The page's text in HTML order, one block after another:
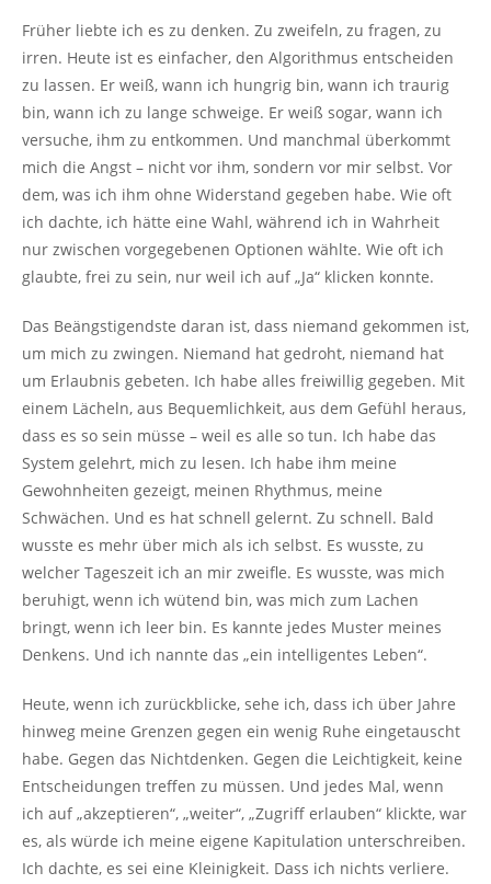
Früher liebte ich es zu denken. Zu zweifeln, zu fragen, zu
irren. Heute ist es einfacher, den Algorithmus entscheiden
zu lassen. Er weiß, wann ich hungrig bin, wann ich traurig
bin, wann ich zu lange schweige. Er weiß sogar, wann ich
versuche, ihm zu entkommen. Und manchmal überkommt
mich die Angst – nicht vor ihm, sondern vor mir selbst. Vor
dem, was ich ihm ohne Widerstand gegeben habe. Wie oft
ich dachte, ich hätte eine Wahl, während ich in Wahrheit
nur zwischen vorgegebenen Optionen wählte. Wie oft ich
glaubte, frei zu sein, nur weil ich auf „Ja“ klicken konnte.
Das Beängstigendste daran ist, dass niemand gekommen ist,
um mich zu zwingen. Niemand hat gedroht, niemand hat
um Erlaubnis gebeten. Ich habe alles freiwillig gegeben. Mit
einem Lächeln, aus Bequemlichkeit, aus dem Gefühl heraus,
dass es so sein müsse – weil es alle so tun. Ich habe das
System gelehrt, mich zu lesen. Ich habe ihm meine
Gewohnheiten gezeigt, meinen Rhythmus, meine
Schwächen. Und es hat schnell gelernt. Zu schnell. Bald
wusste es mehr über mich als ich selbst. Es wusste, zu
welcher Tageszeit ich an mir zweifle. Es wusste, was mich
beruhigt, wenn ich wütend bin, was mich zum Lachen
bringt, wenn ich leer bin. Es kannte jedes Muster meines
Denkens. Und ich nannte das „ein intelligentes Leben“.
Heute, wenn ich zurückblicke, sehe ich, dass ich über Jahre
hinweg meine Grenzen gegen ein wenig Ruhe eingetauscht
habe. Gegen das Nichtdenken. Gegen die Leichtigkeit, keine
Entscheidungen treffen zu müssen. Und jedes Mal, wenn
ich auf „akzeptieren“, „weiter“, „Zugriff erlauben“ klickte, war
es, als würde ich meine eigene Kapitulation unterschreiben.
Ich dachte, es sei eine Kleinigkeit. Dass ich nichts verliere.